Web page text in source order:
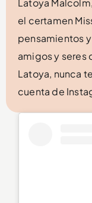
el certamen
pensamientos
amigos y seres
Latoya, nunca
cuenta de